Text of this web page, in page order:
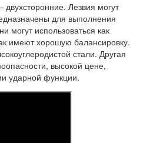
Лезвия могут
для выполнения
могут использоваться как
имеют хорошую балансировку.
стали. Другая
высокой цене,
ударной функции.